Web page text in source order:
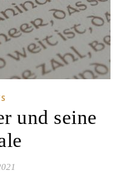
und seine